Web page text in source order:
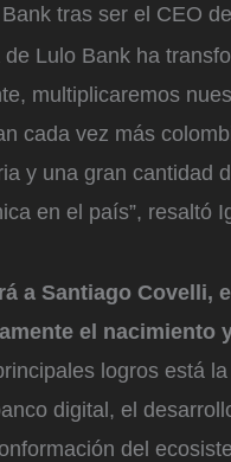
tras ser el CEO
Lulo Bank ha
multiplicaremos
cada vez más
y una gran cantidad
en el país”, resaltó
a Santiago Covelli,
el nacimiento
logros está
digital, el
del